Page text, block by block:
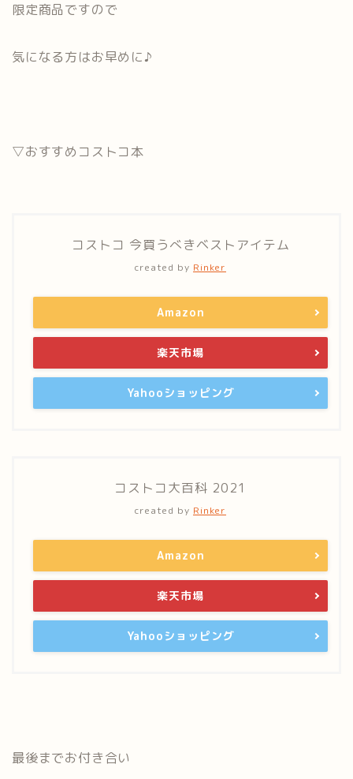
限定商品ですので
気になる方はお早めに♪
▽おすすめコストコ本
コストコ 今買うべきベストアイテム
created by Rinker
Amazon
楽天市場
Yahooショッピング
コストコ大百科 2021
created by Rinker
Amazon
楽天市場
Yahooショッピング
最後までお付き合い